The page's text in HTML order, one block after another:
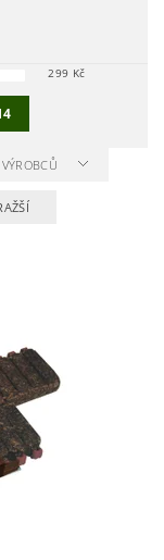
299 Kč